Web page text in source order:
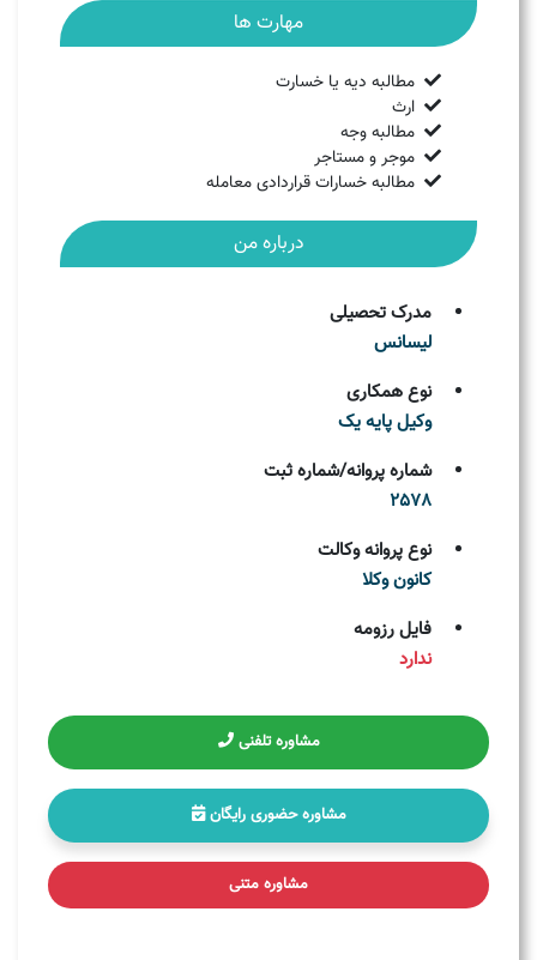
مهارت ها
مطالبه دیه یا خسارت
ارث
مطالبه وجه
موجر و مستاجر
مطالبه خسارات قراردادی معامله
درباره من
مدرک تحصیلی
لیسانس
نوع همکاری
وکیل پایه یک
شماره پروانه/شماره ثبت
2578
نوع پروانه وکالت
کانون وکلا
فایل رزومه
ندارد
مشاوره تلفنی
مشاوره حضوری رایگان
مشاوره متنی